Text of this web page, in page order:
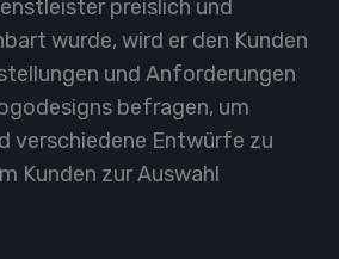
preislich und
wurde, wird er den Kunden
und Anforderungen
befragen, um
verschiedene Entwürfe zu
Kunden zur Auswahl